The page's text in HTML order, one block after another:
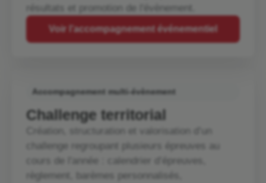
résultats et promotion de l'évènement.
Voir l’accompagnement événementiel
Accompagnement multi-évènement
Challenge territorial
challenge regroupant plusieurs épreuves au
cours de l'année : calendrier d’épreuves,
règlement, barèmes personnalisés,